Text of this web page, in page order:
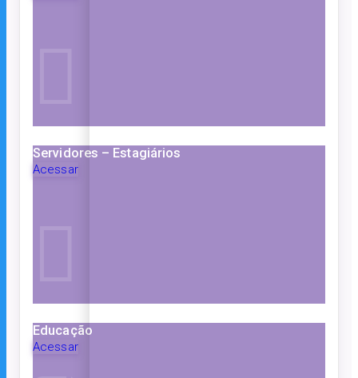
Servidores – Estagiários
Acessar
Educação
Acessar